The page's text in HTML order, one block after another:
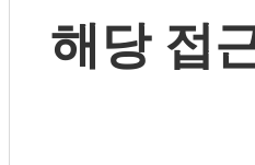
해당 접